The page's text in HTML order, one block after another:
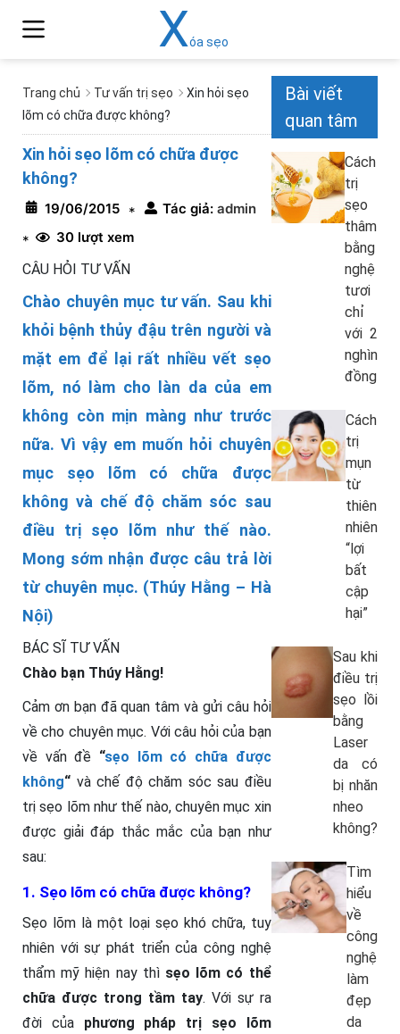
Xóa sẹo
Trang chủ Tư vấn trị sẹo
Xin hỏi sẹo
lõm có chữa được không?
Xin hỏi sẹo lõm có chữa được
không?
19/06/2015 * Tác giả: admin
*
30 lượt xem
CÂU HỎI TƯ VẤN
Chào chuyên mục tư vấn. Sau khi
khỏi bệnh thủy đậu trên người và
mặt em để lại rất nhiều vết sẹo
lõm, nó làm cho làn da của em
không còn mịn màng như trước
nữa. Vì vậy em muốn hỏi chuyên
mục sẹo lõm có chữa được
không và chế độ chăm sóc sau
điều trị sẹo lõm như thế nào.
Mong sớm nhận được câu trả lời
từ chuyên mục. (Thúy Hằng – Hà
Nội)
BÁC SĨ TƯ VẤN
Chào bạn Thúy Hằng!
Cảm ơn bạn đã quan tâm và gửi câu hỏi
về cho chuyên mục. Với câu hỏi của bạn
về vấn đề “sẹo lõm có chữa được
không“ và chế độ chăm sóc sau điều
trị sẹo lõm như thế nào, chuyên mục xin
được giải đáp thắc mắc của bạn như
sau:
1. Sẹo lõm có chữa được không?
Sẹo lõm là một loại sẹo khó chữa, tuy
nhiên với sự phát triển của công nghệ
thẩm mỹ hiện nay thì sẹo lõm có thể
chữa được trong tầm tay. Với sự ra
đời của phương pháp trị sẹo lõm
Bài viết
quan tâm
Cách
trị
sẹo
thâm
bằng
nghệ
tươi
chỉ
với 2
nghìn
đồng
Cách
trị
mụn
từ
thiên
nhiên
“lợi
bất
cập
hại”
Sau khi
điều trị
sẹo lồi
bằng
Laser
da có
bị nhăn
nheo
không?
Tìm
hiểu
về
công
nghệ
làm
đẹp
da